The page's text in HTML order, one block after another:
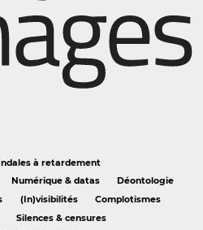
à retardement
Numérique & datas
Déontologie
(In)visibilités
Complotismes
Silences & censures